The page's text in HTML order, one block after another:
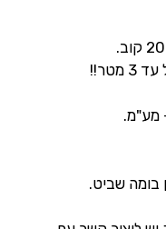
בומה שביט.